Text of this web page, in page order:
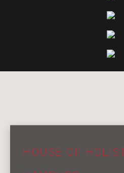
HOUSE OF